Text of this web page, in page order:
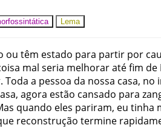
Lema
ou têm estado para partir por
mal seria melhoraratéfim de
. Toda a pessoa da nossa casa, no
, agora estão cansado para
quando eles pariram, eu tinha
reconstrução termine